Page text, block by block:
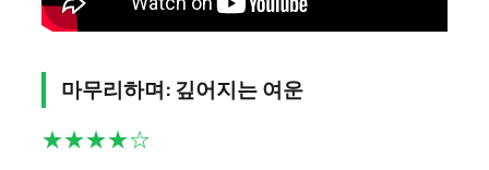
마무리하며: 깊어지는 여운
★★★★☆